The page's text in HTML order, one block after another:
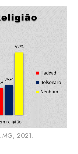
MG, 2021.